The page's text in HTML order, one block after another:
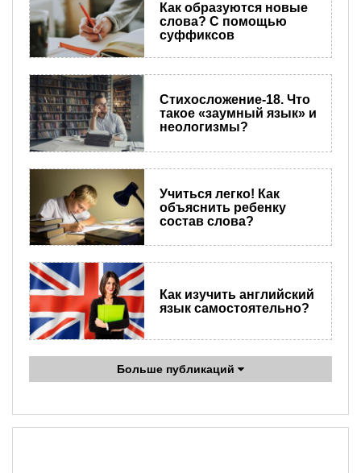
Как образуются новые
слова? С помощью
суффиксов
Стихосложение-18. Что
такое «заумный язык» и
неологизмы?
Учиться легко! Как
объяснить ребенку
состав слова?
Как изучить английский
язык самостоятельно?
Больше публикаций